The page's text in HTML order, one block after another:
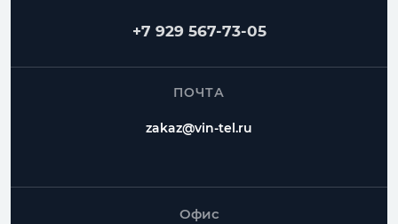
+7 929 567-73-05
ПОЧТА
zakaz@vin-tel.ru
Офис